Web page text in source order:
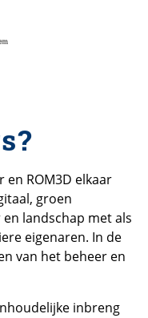
en ROM3D elkaar
groen
landschap met als
eigenaren. In de
van het beheer en
inbreng